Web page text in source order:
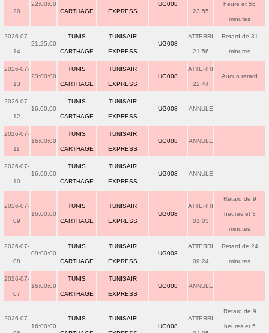
20
22:00:00
CARTHAGE EXPRESS
UG008
23:55
heure et 55
minutes
2026-07-
14
21:25:00
TUNIS
CARTHAGE
TUNISAIR
EXPRESS
UG008
ATTERRI
21:56
Retard de 31
minutes
2026-07-
13
23:00:00
TUNIS
CARTHAGE
TUNISAIR
EXPRESS
UG008
ATTERRI
22:44
Aucun retard
2026-07-
12
16:00:00
TUNIS
CARTHAGE
TUNISAIR
EXPRESS
UG008 ANNULE
2026-07-
11
16:00:00
TUNIS
CARTHAGE
TUNISAIR
EXPRESS
UG008 ANNULE
2026-07-
10
16:00:00
TUNIS
CARTHAGE
TUNISAIR
EXPRESS
UG008 ANNULE
2026-07-
09
16:00:00
TUNIS
CARTHAGE
TUNISAIR
EXPRESS
UG008
ATTERRI
01:03
Retard de 9
heures et 3
minutes
2026-07-
08
09:00:00
TUNIS
CARTHAGE
TUNISAIR
EXPRESS
UG008
ATTERRI
09:24
Retard de 24
minutes
2026-07-
07
16:00:00
TUNIS
CARTHAGE
TUNISAIR
EXPRESS
UG008 ANNULE
2026-07-
16:00:00
TUNIS TUNISAIR
UG008
ATTERRI
Retard de 9
heures et 5